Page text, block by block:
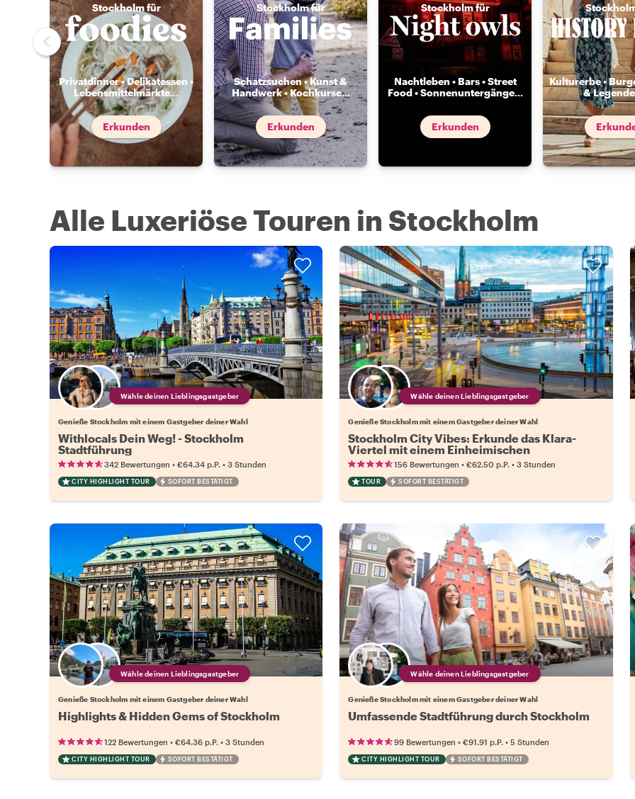
Stockholm für
Privatdinner • Delikatessen •
Lebensmittelmärkte...
Erkunden
Stockholm für
Schatzsuchen • Kunst &
Handwerk • Kochkurse...
Erkunden
Stockholm für
Nachtleben • Bars • Street
Food • Sonnenuntergänge...
Erkunden
Kulturerbe •
&
Alle Luxeriöse Touren in Stockholm
Wähle deinen Lieblingsgastgeber
Genieße Stockholm mit einem Gastgeber deiner Wahl
Withlocals Dein Weg! - Stockholm
Stadtführung
342 Bewertungen • €64.34 p.P. • 3 Stunden
CITY HIGHLIGHT TOUR SOFORT BESTÄTIGT
Wähle deinen Lieblingsgastgeber
Genieße Stockholm mit einem Gastgeber deiner Wahl
Stockholm City Vibes: Erkunde das Klara-
Viertel mit einem Einheimischen
156 Bewertungen •€62.50 p.P. •3 Stunden
TOUR SOFORT BESTÄTIGT
Wähle deinen Lieblingsgastgeber
Genieße Stockholm mit einem Gastgeber deiner Wahl
Highlights & Hidden Gems of Stockholm
122 Bewertungen • €64.36 p.P. • 3 Stunden
CITY HIGHLIGHT TOUR SOFORT BESTÄTIGT
Wähle deinen Lieblingsgastgeber
Genieße Stockholm mit einem Gastgeber deiner Wahl
Umfassende Stadtführung durch Stockholm
99 Bewertungen •€91.91 p.P. •5 Stunden
CITY HIGHLIGHT TOUR SOFORT BESTÄTIGT